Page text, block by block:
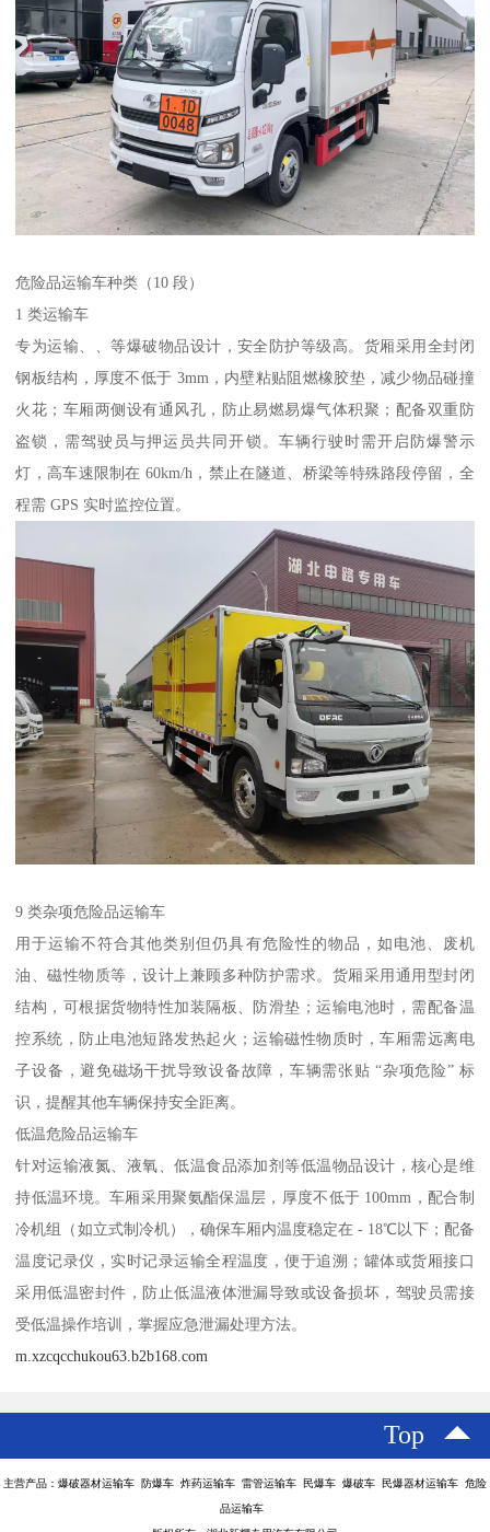
危险品运输车种类（10 段）​
1 类运输车​
专为运输、、等爆破物品设计，安全防护等级高。货厢采用全封闭
钢板结构，厚度不低于 3mm，内壁粘贴阻燃橡胶垫，减少物品碰撞
火花；车厢两侧设有通风孔，防止易燃易爆气体积聚；配备双重防
盗锁，需驾驶员与押运员共同开锁。车辆行驶时需开启防爆警示
灯，高车速限制在 60km/h，禁止在隧道、桥梁等特殊路段停留，全
程需 GPS 实时监控位置。​
9 类杂项危险品运输车​
用于运输不符合其他类别但仍具有危险性的物品，如电池、废机
油、磁性物质等，设计上兼顾多种防护需求。货厢采用通用型封闭
结构，可根据货物特性加装隔板、防滑垫；运输电池时，需配备温
控系统，防止电池短路发热起火；运输磁性物质时，车厢需远离电
子设备，避免磁场干扰导致设备故障，车辆需张贴 “杂项危险” 标
识，提醒其他车辆保持安全距离。​
低温危险品运输车​
针对运输液氮、液氧、低温食品添加剂等低温物品设计，核心是维
持低温环境。车厢采用聚氨酯保温层，厚度不低于 100mm，配合制
冷机组（如立式制冷机），确保车厢内温度稳定在 - 18℃以下；配备
温度记录仪，实时记录运输全程温度，便于追溯；罐体或货厢接口
采用低温密封件，防止低温液体泄漏导致或设备损坏，驾驶员需接
受低温操作培训，掌握应急泄漏处理方法。​
m.xzcqcchukou63.b2b168.com
Top
主营产品：爆破器材运输车 防爆车 炸药运输车 雷管运输车 民爆车 爆破车 民爆器材运输车 危险
品运输车